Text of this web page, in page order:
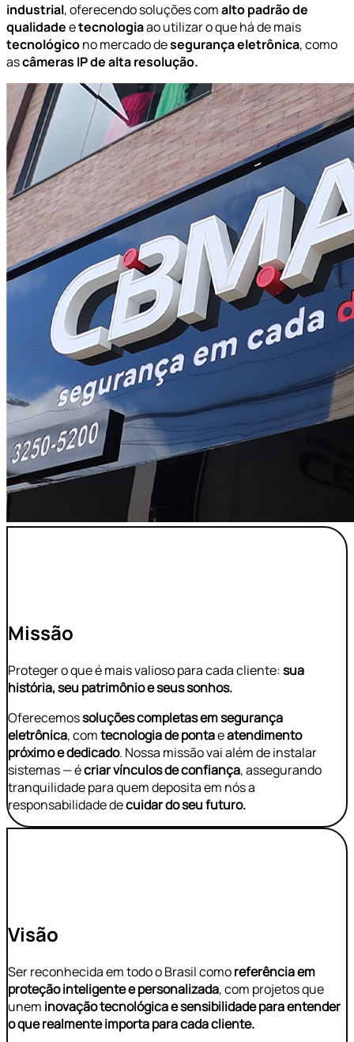
industrial, oferecendo soluções comalto padrão de
qualidadeetecnologiaao utilizar o que há de mais
tecnológicono mercado desegurança eletrônica, como
ascâmeras IP de alta resolução.
Missão
Proteger o que é mais valioso para cada cliente:sua
história, seu patrimônio e seus sonhos.
Oferecemossoluções completas em segurança
eletrônica, comtecnologia de pontaeatendimento
próximo e dedicado. Nossa missão vai além de instalar
sistemas — écriar vínculos de confiança, assegurando
tranquilidade para quem deposita em nós a
responsabilidade decuidar do seu futuro.
Visão
Ser reconhecida em todo o Brasil comoreferência em
proteção inteligente e personalizada, com projetos que
unem inovação tecnológica e sensibilidade para entender
o que realmente importa para cada cliente.